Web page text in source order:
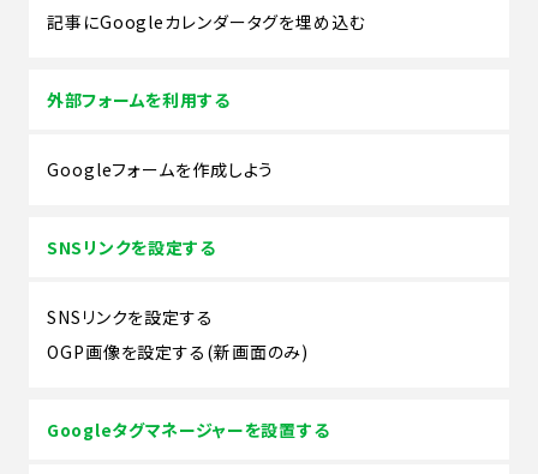
記事にGoogleカレンダータグを埋め込む
外部フォームを利用する
Googleフォームを作成しよう
SNSリンクを設定する
SNSリンクを設定する
OGP画像を設定する(新画面のみ)
Googleタグマネージャーを設置する